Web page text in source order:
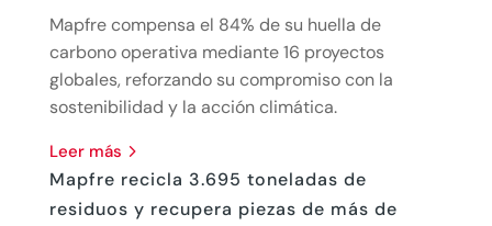
Mapfre compensa el 84% de su huella de
carbono operativa mediante 16 proyectos
globales, reforzando su compromiso con la
sostenibilidad y la acción climática.
leer más
Mapfre recicla 3.695 toneladas de
residuos y recupera piezas de más de